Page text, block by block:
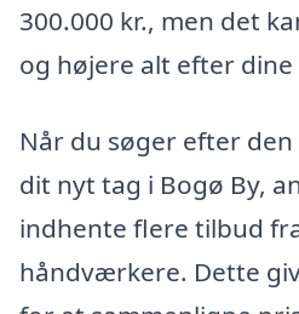
300.000 kr., men det
og højere alt efter dine
Når du søger efter
dit nyt tag i Bogø By,
indhente flere tilbud
håndværkere. Dette